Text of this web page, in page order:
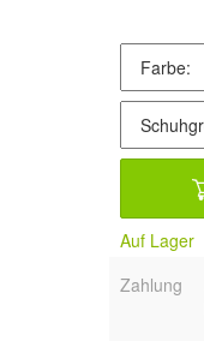
Auf Lager
Zahlung